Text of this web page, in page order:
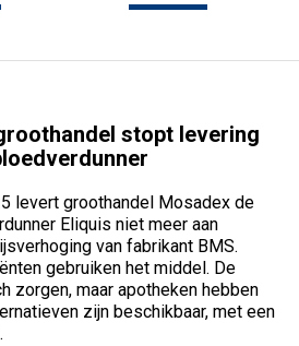
stopt levering
levert groothandel Mosadex de
Eliquis niet meer aan
van fabrikant BMS.
gebruiken het middel. De
zorgen, maar apotheken hebben
zijn beschikbaar, met een